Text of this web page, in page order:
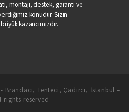
montajı, destek, garanti ve
konudur. Sizin
kazancımızdır.
Brandacı, Tenteci, Çadırcı, İstanbul –
rights reserved